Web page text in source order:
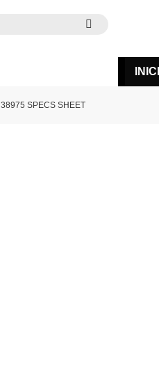
38975 SPECS SHEET